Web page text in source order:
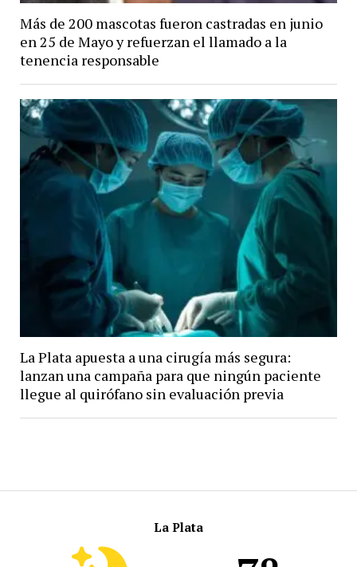
La Plata
Más de 200 mascotas fueron castradas en junio
en 25 de Mayo y refuerzan el llamado a la
tenencia responsable
La Plata apuesta a una cirugía más segura:
lanzan una campaña para que ningún paciente
llegue al quirófano sin evaluación previa